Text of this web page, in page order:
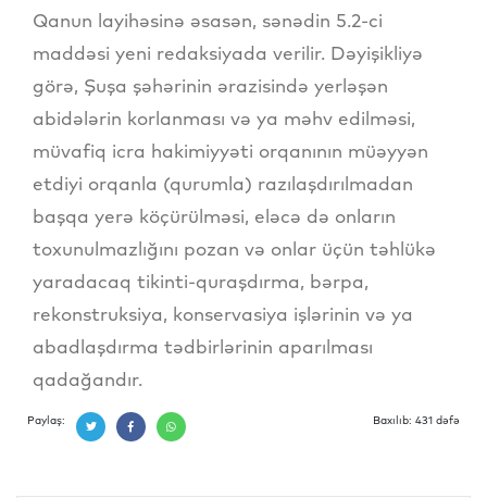
Qanun layihəsinə əsasən, sənədin 5.2-ci
maddəsi yeni redaksiyada verilir. Dəyişikliyə
görə, Şuşa şəhərinin ərazisində yerləşən
abidələrin korlanması və ya məhv edilməsi,
müvafiq icra hakimiyyəti orqanının müəyyən
etdiyi orqanla (qurumla) razılaşdırılmadan
başqa yerə köçürülməsi, eləcə də onların
toxunulmazlığını pozan və onlar üçün təhlükə
yaradacaq tikinti-quraşdırma, bərpa,
rekonstruksiya, konservasiya işlərinin və ya
abadlaşdırma tədbirlərinin aparılması
qadağandır.
Paylaş: Baxılıb: 431 dəfə